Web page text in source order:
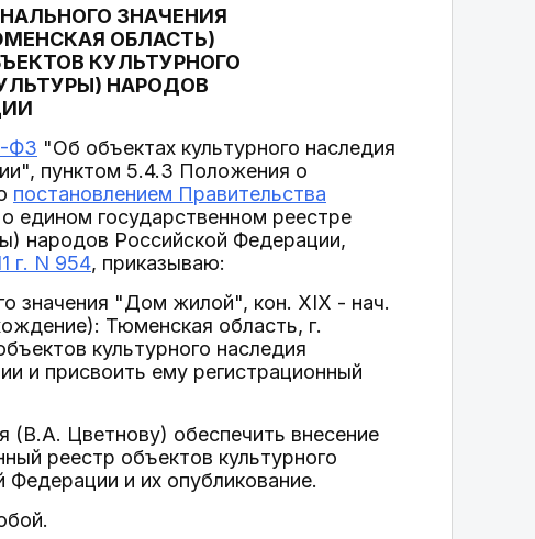
ЗНАЧЕНИЯ
ОБЛАСТЬ)
КУЛЬТУРНОГО
НАРОДОВ
ФЗ "Об объектах культурного наследия
пунктом 5.4.3 Положения о
постановлением Правительства
едином государственном реестре
народов Российской Федерации,
г. N 954, приказываю:
значения "Дом жилой", кон. XIX - нач.
Тюменская область, г.
культурного наследия
и присвоить ему регистрационный
(В.А. Цветнову) обеспечить внесение
реестр объектов культурного
и их опубликование.